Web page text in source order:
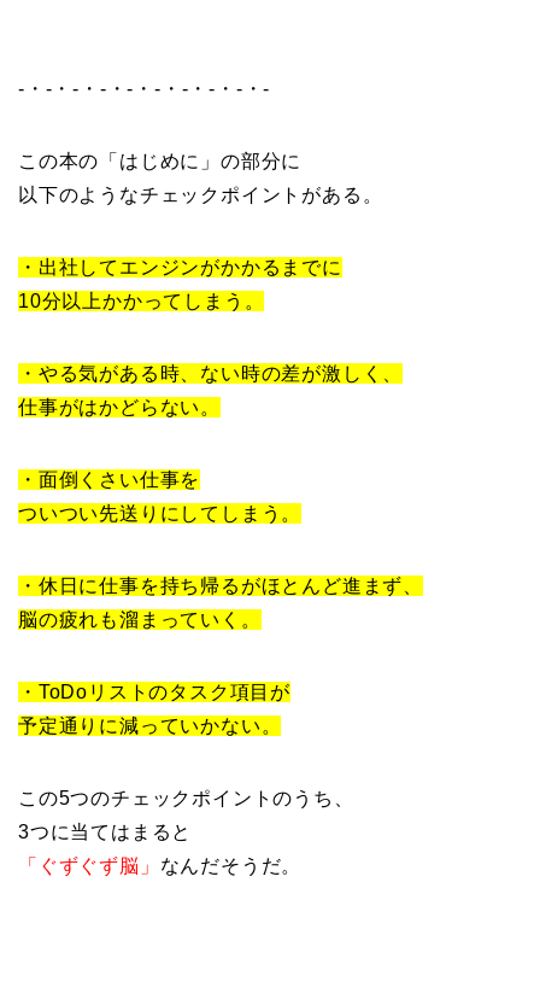
-・-・-・-・-・-・-・-・-・-
この本の「はじめに」の部分に
以下のようなチェックポイントがある。
・出社してエンジンがかかるまでに
10分以上かかってしまう。
・やる気がある時、ない時の差が激しく、
仕事がはかどらない。
・面倒くさい仕事を
ついつい先送りにしてしまう。
・休日に仕事を持ち帰るがほとんど進まず、
脳の疲れも溜まっていく。
・ToDoリストのタスク項目が
予定通りに減っていかない。
この5つのチェックポイントのうち、
3つに当てはまると
「ぐずぐず脳」 なんだそうだ。